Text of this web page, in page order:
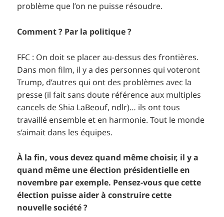
problème que l’on ne puisse résoudre.
Comment ? Par la politique ?
FFC : On doit se placer au-dessus des frontières.
Dans mon film, il y a des personnes qui voteront
Trump, d’autres qui ont des problèmes avec la
presse (il fait sans doute référence aux multiples
cancels de Shia LaBeouf, ndlr)… ils ont tous
travaillé ensemble et en harmonie. Tout le monde
s’aimait dans les équipes.
À la fin, vous devez quand même choisir, il y a
quand même une élection présidentielle en
novembre par exemple. Pensez-vous que cette
élection puisse aider à construire cette
nouvelle société ?